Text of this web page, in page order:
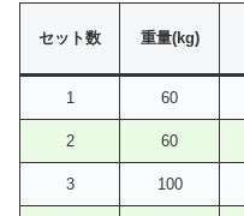
セット数 重量(kg)
1 60
2 60
3 100